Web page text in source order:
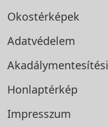
Okostérképek
Adatvédelem
Akadálymentesítési
Honlaptérkép
Impresszum